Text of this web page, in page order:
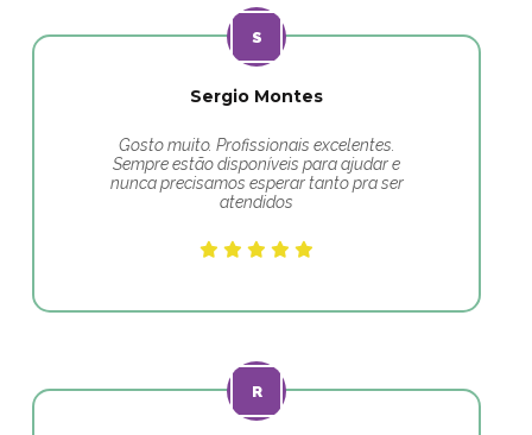
Sergio Montes
Gosto muito. Profissionais excelentes.
Sempre estão disponíveis para ajudar e
nunca precisamos esperar tanto pra ser
atendidos